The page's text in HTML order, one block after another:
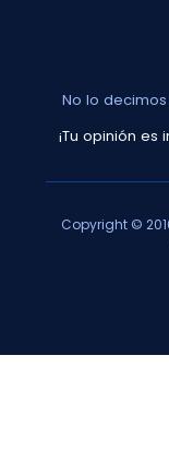
No lo decimos
¡Tu opinión es
Copyright ©